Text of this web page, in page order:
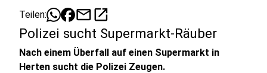
Teilen: mailopen_in_new
Polizei sucht Supermarkt-Räuber
Nach einem Überfall auf einen Supermarkt in
Herten sucht die Polizei Zeugen.